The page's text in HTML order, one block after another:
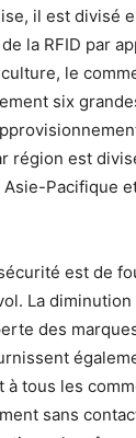
il est divisé
la RFID par
le
six
région est
Pacifique
est de
La diminution
des
à tous les
sans